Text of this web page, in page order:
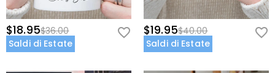
$18.95$36.00
Saldi di Estate
$19.95$40.00
Saldi di Estate